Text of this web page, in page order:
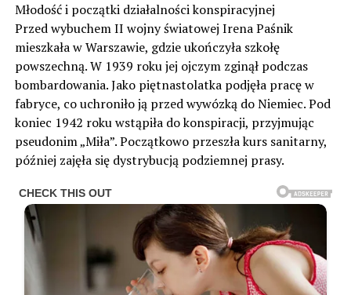
Młodość i początki działalności konspiracyjnej
Przed wybuchem II wojny światowej Irena Paśnik
mieszkała w Warszawie, gdzie ukończyła szkołę
powszechną. W 1939 roku jej ojczym zginął podczas
bombardowania. Jako piętnastolatka podjęła pracę w
fabryce, co uchroniło ją przed wywózką do Niemiec. Pod
koniec 1942 roku wstąpiła do konspiracji, przyjmując
pseudonim „Miła”. Początkowo przeszła kurs sanitarny,
później zajęła się dystrybucją podziemnej prasy.